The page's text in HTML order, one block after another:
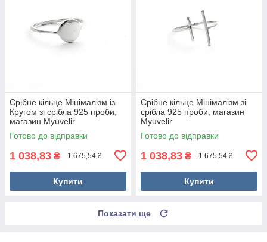
Срібне кільце Мінімалізм із
Кругом зі срібла 925 проби,
магазин Myuvelir
Готово до відправки
1 038,83 ₴ 1 675,54 ₴
Купити
Срібне кільце Мінімалізм зі
срібла 925 проби, магазин
Myuvelir
Готово до відправки
1 038,83 ₴ 1 675,54 ₴
Купити
Показати ще